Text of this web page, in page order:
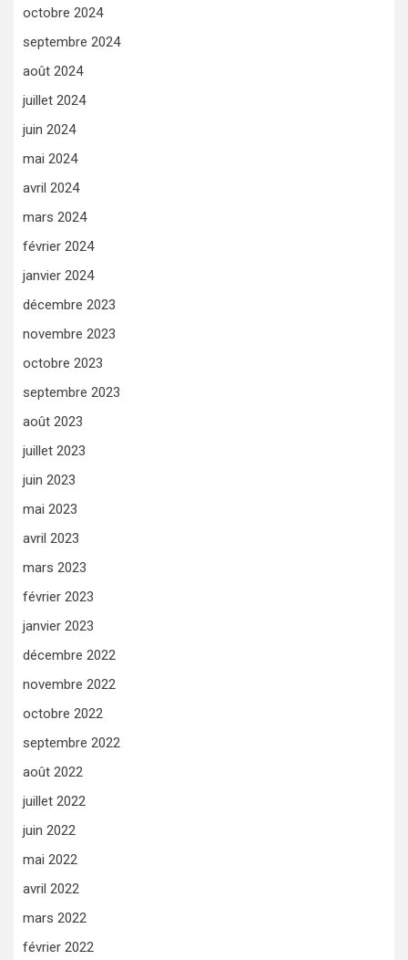
octobre 2024
septembre 2024
août 2024
juillet 2024
juin 2024
mai 2024
avril 2024
mars 2024
février 2024
janvier 2024
décembre 2023
novembre 2023
octobre 2023
septembre 2023
août 2023
juillet 2023
juin 2023
mai 2023
avril 2023
mars 2023
février 2023
janvier 2023
décembre 2022
novembre 2022
octobre 2022
septembre 2022
août 2022
juillet 2022
juin 2022
mai 2022
avril 2022
mars 2022
février 2022